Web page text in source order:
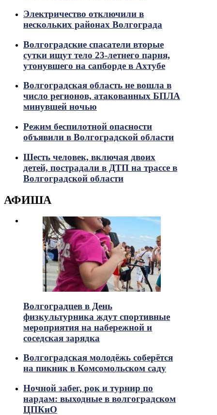
Электричество отключили в
нескольких районах Волгограда
Волгоградские спасатели вторые
сутки ищут тело 23-летнего парня,
утонувшего на сапборде в Ахтубе
Волгоградская область не вошла в
число регионов, атакованных БПЛА
минувшей ночью
Режим беспилотной опасности
объявили в Волгоградской области
Шесть человек, включая двоих
детей, пострадали в ДТП на трассе в
Волгоградской области
АФИША
Волгоградцев в День
физкультурника ждут спортивные
мероприятия на набережной и
соседская зарядка
Волгоградская молодёжь соберётся
на пикник в Комсомольском саду
Ночной забег, рок и турнир по
нардам: выходные в волгоградском
ЦПКиО